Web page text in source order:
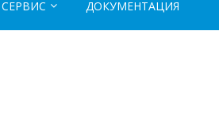
СЕРВИС ДОКУМЕНТАЦИЯ